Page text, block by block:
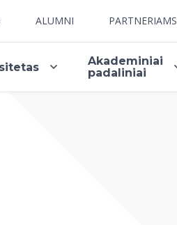
ALUMNI PARTNERIAMS
Akademiniai
padaliniai